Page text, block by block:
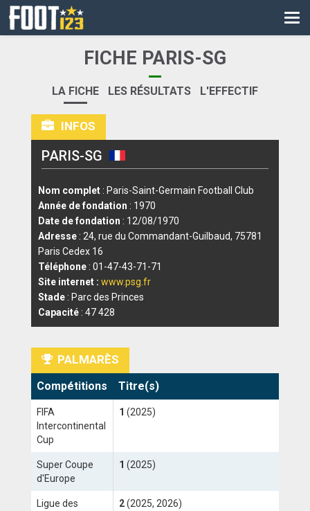
CM
LIGUE DES CHAMPIONS
PALMARÈS
LES DIRECTS
LIGUE 1
LIGUE 2
NATIONAL
COUPE DE FRANCE
ESPAGNE
ITALIE
ALLEMAGNE
FICHE PARIS-SG
LA FICHE LES RÉSULTATS L'EFFECTIF
INFOS
PARIS-SG
Nom complet : Paris-Saint-Germain Football Club
Année de fondation : 1970
Date de fondation : 12/08/1970
Adresse : 24, rue du Commandant-Guilbaud, 75781
Paris Cedex 16
Téléphone : 01-47-43-71-71
Site internet : www.psg.fr
Stade : Parc des Princes
Capacité : 47 428
PALMARÈS
Compétitions Titre(s)
FIFA
Intercontinental
Cup
1 (2025)
Super Coupe
d'Europe
1 (2025)
Ligue des
2(2025, 2026)